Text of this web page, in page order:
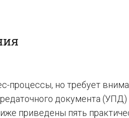
процессы, но требует
документа (УПД)
приведены пять